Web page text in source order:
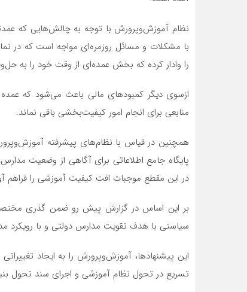
نظام آموزش‌وپرورش با توجه به چالش‌هایی که عمدتاً
با مشکلات و مسائل روزمره‌ای مواجه است که در
را وادار کرده که بخش عمده‌ای از وقت خود را به
ازسوی دیگر کمبودهای مالی باعث می‌شود که
منابعی برای انجام امور کیفیت‌بخشی باقی نماند.
همچنین در قیاس با نظام‌های پیشرفته
پایگاه جامع اطلاعاتی برای آگاهی از وضعیت
در این مقطع موجبات افت کیفیت آموزشی را فراهم
بر این اساس در گزارش پیش رو ضمن گذری مختصر
سیاستی با هدف تقویت مدارس دولتی و با رویکرد
این پیشنهادها، آموزش‌وپرورش را به ایجاد
تسریع در تحول نظام آموزشی و اجرای سند تحول